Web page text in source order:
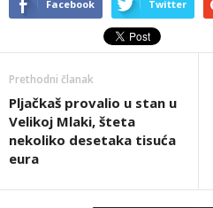
Facebook Twitter
Prethodni članak
Pljačkaš provalio u stan u
Velikoj Mlaki, šteta
nekoliko desetaka tisuća
eura